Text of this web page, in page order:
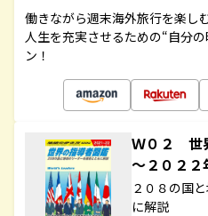
働きながら週末海外旅行を楽し
人生を充実させるための“自分
ン！
Ｗ０２ 世
～２０２
２０８の国
に解説